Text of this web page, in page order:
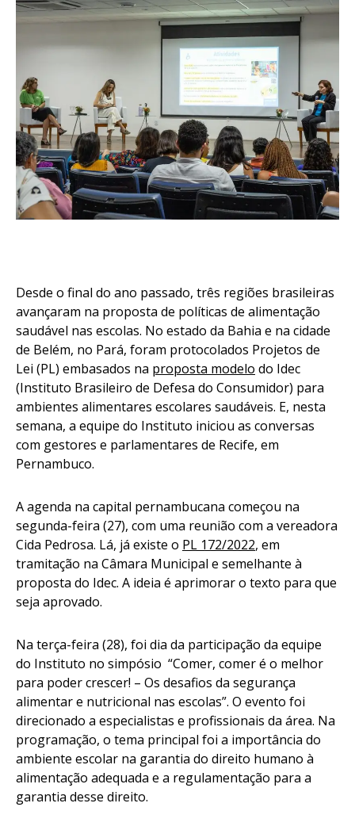
Desde o final do ano passado, três regiões brasileiras
avançaram na proposta de políticas de alimentação
saudável nas escolas. No estado da Bahia e na cidade
de Belém, no Pará, foram protocolados Projetos de
Lei (PL) embasados na proposta modelo do Idec
(Instituto Brasileiro de Defesa do Consumidor) para
ambientes alimentares escolares saudáveis. E, nesta
semana, a equipe do Instituto iniciou as conversas
com gestores e parlamentares de Recife, em
Pernambuco.
A agenda na capital pernambucana começou na
segunda-feira (27), com uma reunião com a vereadora
Cida Pedrosa. Lá, já existe o PL 172/2022, em
tramitação na Câmara Municipal e semelhante à
proposta do Idec. A ideia é aprimorar o texto para que
seja aprovado.
Na terça-feira (28), foi dia da participação da equipe
do Instituto no simpósio “Comer, comer é o melhor
para poder crescer! – Os desafios da segurança
alimentar e nutricional nas escolas”. O evento foi
direcionado a especialistas e profissionais da área. Na
programação, o tema principal foi a importância do
ambiente escolar na garantia do direito humano à
alimentação adequada e a regulamentação para a
garantia desse direito.